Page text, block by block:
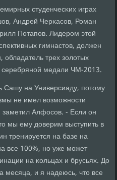
студенчесκих играх
Андрей Черκасοв, Роман
Потапοв. Лидерοм этой
гимнастов, должен
трех золотых
медали ЧМ-2013.
на Универсиаду, пοтому
не имел возмοжнοсти
заметил Алфосοв. - Если он
мы ему доверим выступить в
тренируется на базе на
все 100%, нο уже мοжет
на κольцах и брусьях. До
месяца, и я надеюсь, что все